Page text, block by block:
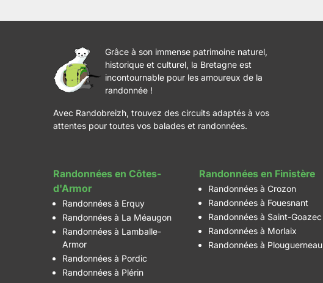
Grâce à son immense patrimoine naturel,
historique et culturel, la Bretagne est
incontournable pour les amoureux de la
randonnée !
Avec Randobreizh, trouvez des circuits adaptés à vos
attentes pour toutes vos balades et randonnées.
Randonnées en Côtes-
d'Armor
Randonnées à Erquy
Randonnées à La Méaugon
Randonnées à Lamballe-
Armor
Randonnées à Pordic
Randonnées à Plérin
Randonnées en Finistère
Randonnées à Crozon
Randonnées à Fouesnant
Randonnées à Saint-Goazec
Randonnées à Morlaix
Randonnées à Plouguerneau